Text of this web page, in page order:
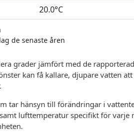
20.0°C
de senaste åren
grader jämfört med de
kan få kallare, djupare vatten
tar hänsyn till förändringar i
lufttemperatur specifikt för varje